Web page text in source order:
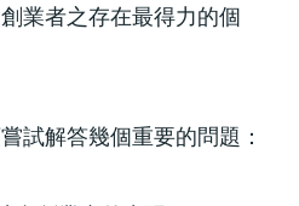
業者之存在最得力的個
試解答幾個重要的問題：